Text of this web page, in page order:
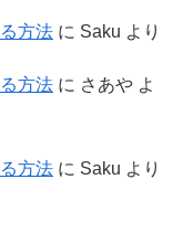
方法 に Saku より
方法 に さあや よ
方法 に Saku より